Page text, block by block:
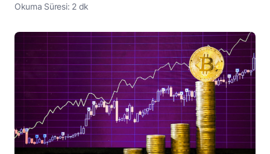
Okuma Süresi: 2 dk